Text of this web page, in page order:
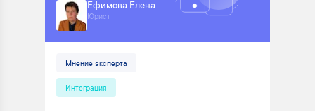
Ефимова Елена
Юрист
Мнение эксперта
Интеграция